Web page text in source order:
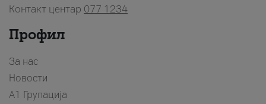
Контакт центар 077 1234
Профил
За нас
Новости
А1 Групација